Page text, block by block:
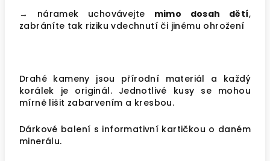
→ náramek uchovávejte mimo dosah dětí,
zabráníte tak riziku vdechnutí či jinému ohrožení
Drahé kameny jsou přírodní materiál a každý
korálek je originál. Jednotlivé kusy se mohou
mírně lišit zabarvením a kresbou.
Dárkové balení s informativní kartičkou o daném
minerálu.